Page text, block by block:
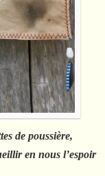
de poussière,
en nous l’espoir